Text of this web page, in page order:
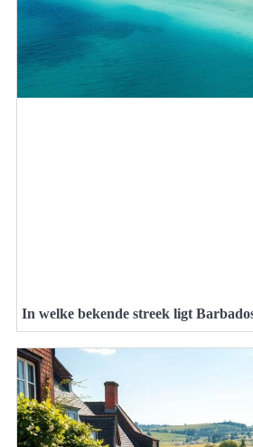
In welke bekende streek ligt